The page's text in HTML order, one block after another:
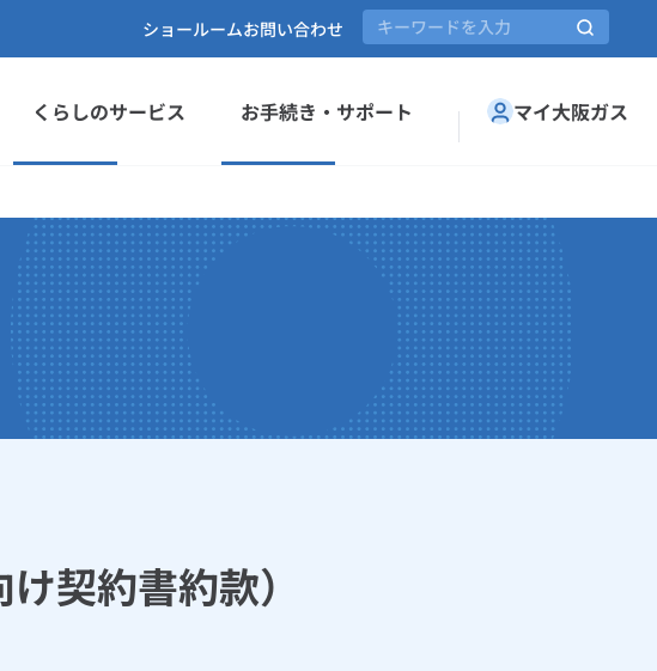
くらしのサービス お手続き・サポート マイ大阪ガス
ショールームお問い合わせ
契約書約款）